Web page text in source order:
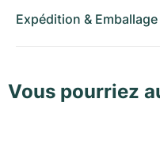
Expédition & Emballage
Vous pourriez